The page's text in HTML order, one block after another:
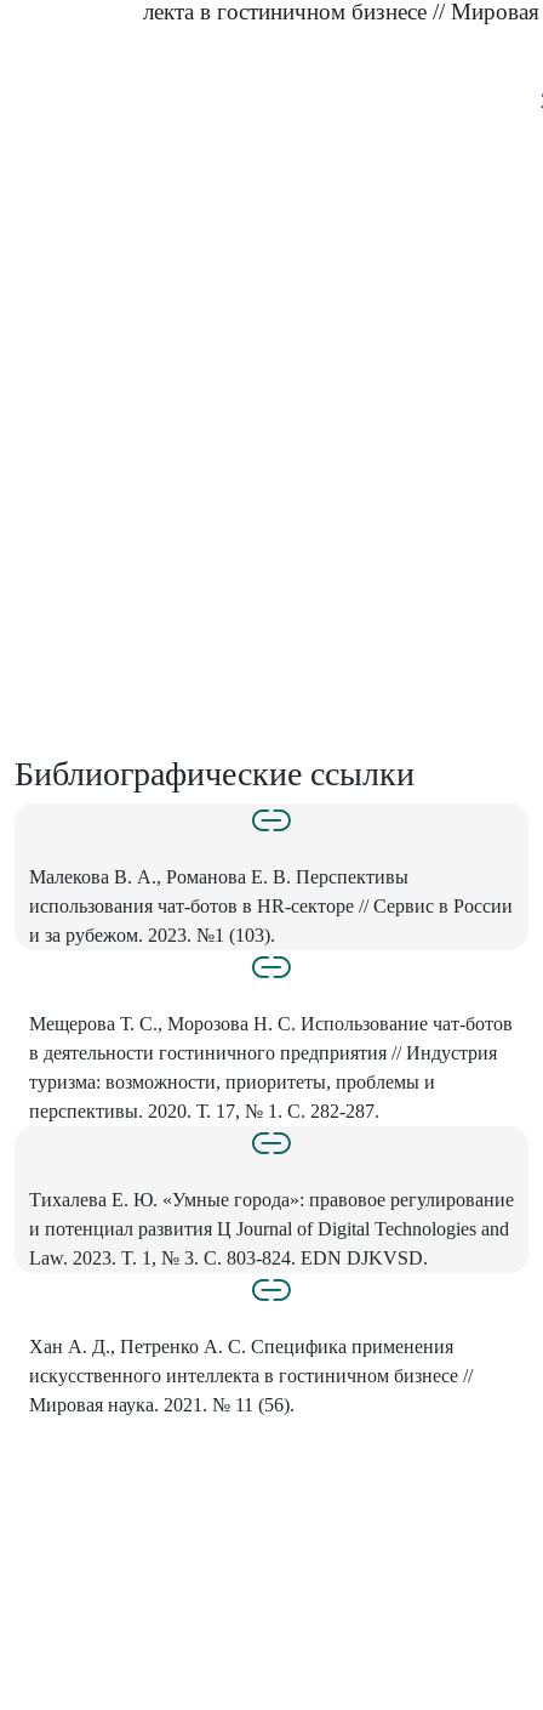
лекта в гостиничном бизнесе //
Библиографические ссылки
Малекова В. А., Романова Е. В. Перспективы
использования чат-ботов в HR-секторе // Сервис в России
и за рубежом. 2023. №1 (103).
Мещерова Т. С., Морозова Н. С. Использование чат-ботов
в деятельности гостиничного предприятия // Индустрия
туризма: возможности, приоритеты, проблемы и
перспективы. 2020. Т. 17, № 1. С. 282-287.
Тихалева Е. Ю. «Умные города»: правовое регулирование
и потенциал развития Ц Journal of Digital Technologies and
Law. 2023. T. 1, № 3. C. 803-824. EDN DJKVSD.
Хан А. Д., Петренко А. С. Специфика применения
искусственного интеллекта в гостиничном бизнесе //
Мировая наука. 2021. № 11 (56).